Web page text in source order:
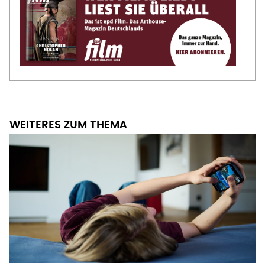
WEITERES ZUM THEMA